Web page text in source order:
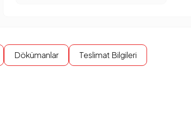
Dökümanlar Teslimat Bilgileri